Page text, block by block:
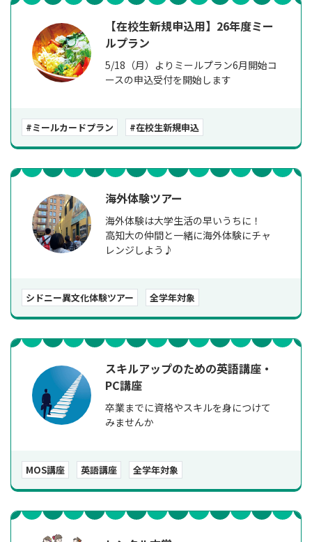
【在校生新規申込用】26年度ミー
ルプラン
5/18（月）よりミールプラン6月開始コ
ースの申込受付を開始します
#ミールカードプラン #在校生新規申込
海外体験ツアー
海外体験は大学生活の早いうちに！
高知大の仲間と一緒に海外体験にチャ
レンジしよう♪
シドニー異文化体験ツアー 全学年対象
スキルアップのための英語講座・
PC講座
卒業までに資格やスキルを身につけて
みませんか
MOS講座 英語講座 全学年対象